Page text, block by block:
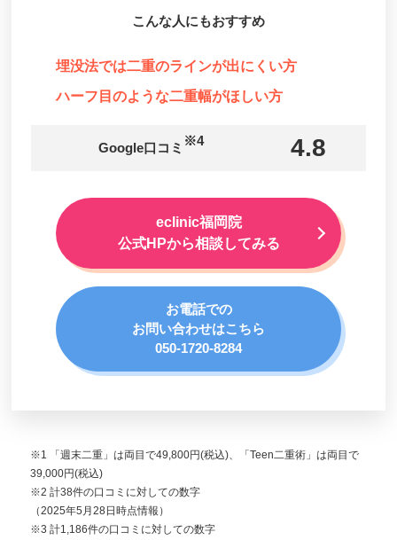
こんな人にもおすすめ
埋没法では二重のラインが出にくい方
ハーフ目のような二重幅がほしい方
Google口コミ ※4 4.8
eclinic福岡院
公式HPから相談してみる
お電話での
お問い合わせはこちら
050-1720-8284
※1 「週末二重」は両目で49,800円(税込)、「Teen二重術」は両目で
39,000円(税込)
※2 計38件の口コミに対しての数字
（2025年5月28日時点情報）
※3 計1,186件の口コミに対しての数字